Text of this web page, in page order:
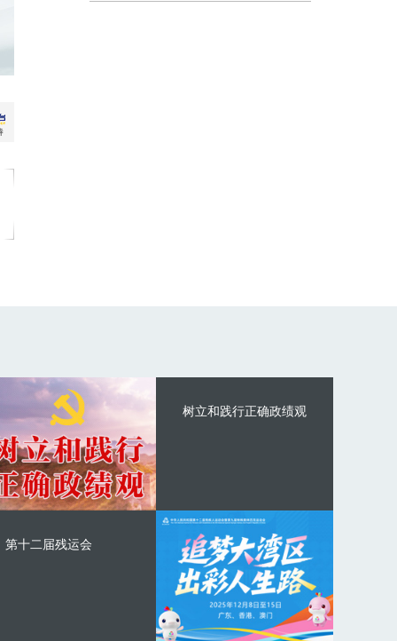
树立和践行正确政绩观
第十二届残运会